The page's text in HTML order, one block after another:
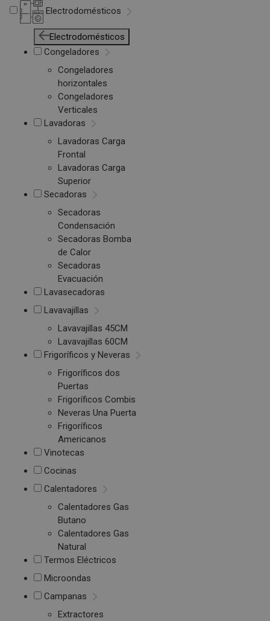
Electrodomésticos
Electrodomésticos
Congeladores
Congeladores
horizontales
Congeladores
Verticales
Lavadoras
Lavadoras Carga
Frontal
Lavadoras Carga
Superior
Secadoras
Secadoras
Condensación
Secadoras Bomba
de Calor
Secadoras
Evacuación
Lavasecadoras
Lavavajillas
Lavavajillas 45CM
Lavavajillas 60CM
Frigoríficos y Neveras
Frigoríficos dos
Puertas
Frigoríficos Combis
Neveras Una Puerta
Frigoríficos
Americanos
Vinotecas
Cocinas
Calentadores
Calentadores Gas
Butano
Calentadores Gas
Natural
Termos Eléctricos
Microondas
Campanas
Extractores